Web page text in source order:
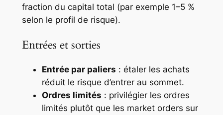
fraction du capital total (par exemple 1–5 %
selon le profil de risque).
Entrées et sorties
Entrée par paliers : étaler les achats
réduit le risque d’entrer au sommet.
Ordres limités : privilégier les ordres
limités plutôt que les market orders sur